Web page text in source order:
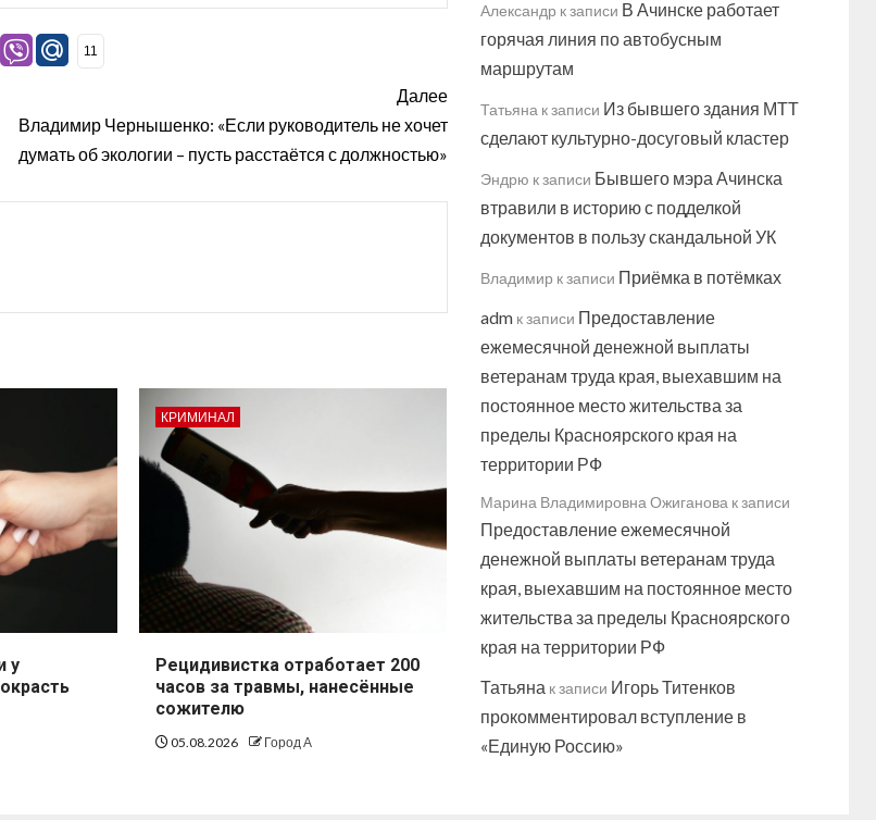
11
Далее
Владимир Чернышенко: «Если руководитель не хочет
думать об экологии – пусть расстаётся с должностью»
у
КРИМИНАЛ
Рецидивистка отработает 200
часов за травмы, нанесённые
сожителю
05.08.2026 Город А
Александр к записи В Ачинске работает
горячая линия по автобусным
маршрутам
Татьяна к записи Из бывшего здания МТТ
сделают культурно-досуговый кластер
Эндрю к записи Бывшего мэра Ачинска
втравили в историю с подделкой
документов в пользу скандальной УК
Владимир к записи Приёмка в потёмках
admк записи Предоставление
ежемесячной денежной выплаты
ветеранам труда края, выехавшим на
постоянное место жительства за
пределы Красноярского края на
территории РФ
Марина Владимировна Ожиганова к записи
Предоставление ежемесячной
денежной выплаты ветеранам труда
края, выехавшим на постоянное место
жительства за пределы Красноярского
края на территории РФ
Татьяна к записи Игорь Титенков
прокомментировал вступление в
«Единую Россию»